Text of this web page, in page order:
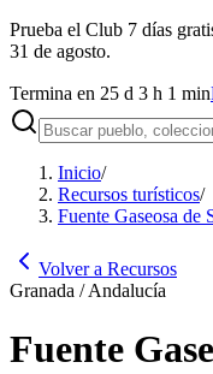
Prueba el Club 7 días
31 de agosto.
Termina en 25 d 3 h 1 min
Inicio/
Recursos turísticos/
Fuente Gaseosa de
Volver a Recursos
Granada / Andalucía
Fuente